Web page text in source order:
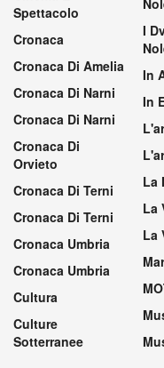
Spettacolo
Cronaca
Cronaca Di Amelia
Cronaca Di Narni
Cronaca Di Narni
Cronaca Di
Orvieto
Cronaca Di Terni
Cronaca Di Terni
Cronaca Umbria
Cronaca Umbria
Cultura
Culture
Sotterranee
I
In
In
La
La
La